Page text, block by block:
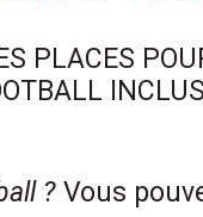
PLACES
? Vous